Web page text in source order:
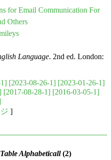
for Email Communication For
Others
Language. 2nd ed. London:
[2023-08-26-1] [2023-01-26-1]
[2017-08-28-1] [2016-03-05-1]
]
Alphabeticall(2)